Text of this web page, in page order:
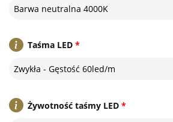
Barwa neutralna 4000K
*
Taśma LED
Zwykła - Gęstość 60led/m
*
Żywotność taśmy LED